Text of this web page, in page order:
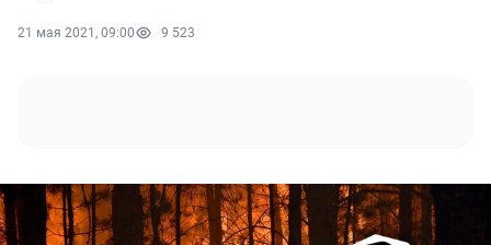
21 мая 2021, 09:00 9 523